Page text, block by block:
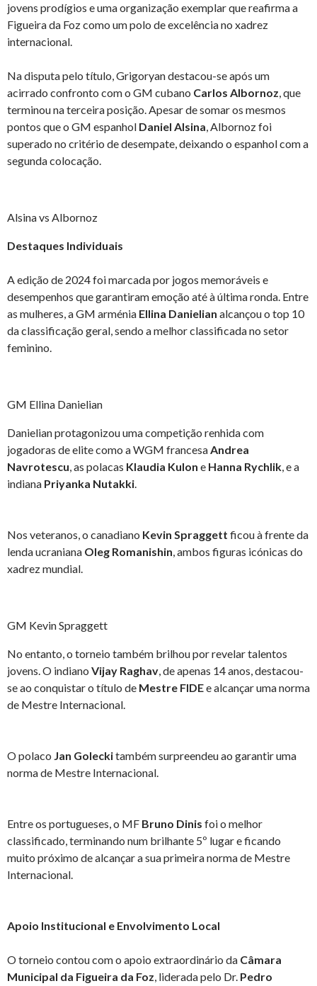
jovens prodígios e uma organização exemplar que reafirma a
Figueira da Foz como um polo de excelência no xadrez
internacional.
Na disputa pelo título, Grigoryan destacou-se após um
acirrado confronto com o GM cubano Carlos Albornoz, que
terminou na terceira posição. Apesar de somar os mesmos
pontos que o GM espanhol Daniel Alsina, Albornoz foi
superado no critério de desempate, deixando o espanhol com a
segunda colocação.
Alsina vs Albornoz
Destaques Individuais
A edição de 2024 foi marcada por jogos memoráveis e
desempenhos que garantiram emoção até à última ronda. Entre
as mulheres, a GM arménia Ellina Danielian alcançou o top 10
da classificação geral, sendo a melhor classificada no setor
feminino.
GM Ellina Danielian
Danielian protagonizou uma competição renhida com
jogadoras de elite como a WGM francesaAndrea
Navrotescu, as polacas Klaudia Kulon e Hanna Rychlik, e a
indiana Priyanka Nutakki.
Nos veteranos, o canadiano Kevin Spraggett ficou à frente da
lenda ucraniana Oleg Romanishin, ambos figuras icónicas do
xadrez mundial.
GM Kevin Spraggett
No entanto, o torneio também brilhou por revelar talentos
jovens. O indiano Vijay Raghav, de apenas 14 anos, destacou-
se ao conquistar o título de Mestre FIDEe alcançar uma norma
de Mestre Internacional.
O polaco Jan Goleckitambém surpreendeu ao garantir uma
norma de Mestre Internacional.
Entre os portugueses, o MF Bruno Dinis foi o melhor
classificado, terminando num brilhante 5º lugar e ficando
muito próximo de alcançar a sua primeira norma de Mestre
Internacional.
Apoio Institucional e Envolvimento Local
O torneio contou com o apoio extraordinário da Câmara
Municipal da Figueira da Foz, liderada pelo Dr. Pedro